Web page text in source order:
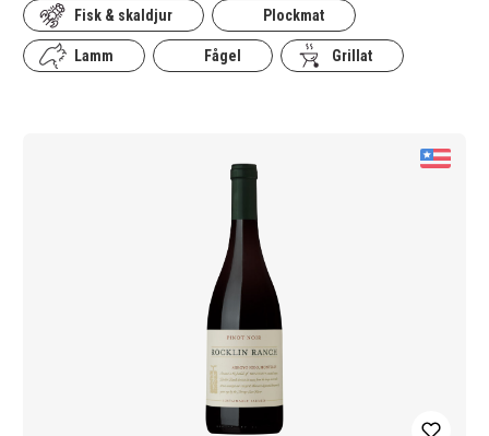
Fisk & skaldjur Plockmat
Lamm Fågel Grillat